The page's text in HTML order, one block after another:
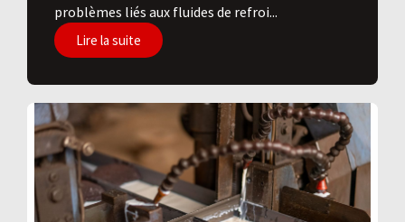
problèmes liés aux fluides de refroi...
Lire la suite